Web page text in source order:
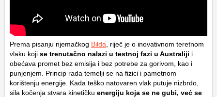
Prema pisanju njemačkog Bilda , riječ je o inovativnom teretnom
vlaku koji se trenutačno nalazi u testnoj fazi u Australiji i
obećava promet bez emisija i bez potrebe za gorivom, kao i
punjenjem. Princip rada temelji se na fizici i pametnom
korištenju energije. Kada teško natovaren vlak putuje nizbrdo,
sila kočenja stvara kinetičku energiju koja se ne gubi, već se